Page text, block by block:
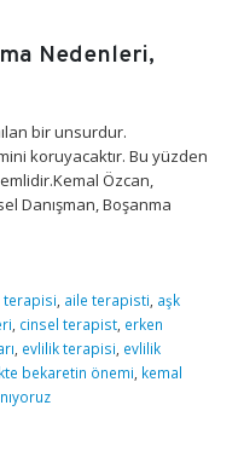
Nedenleri,
bir unsurdur.
koruyacaktır. Bu yüzden
Özcan,
Danışman, Boşanma
terapisi aile terapisti aşk
cinsel terapist erken
evlilik terapisi evlilik
bekaretin önemi kemal